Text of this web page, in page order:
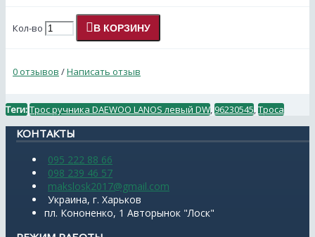
Кол-во В КОРЗИНУ
0 отзывов /Написать отзыв
Теги:Трос ручника DAEWOO LANOS левый DW 96230545 Троса
КОНТАКТЫ
095 222 88 66
098 239 46 57
makslosk2017@gmail.com
Украина, г. Харьков
пл. Кононенко, 1 Авторынок "Лоск"